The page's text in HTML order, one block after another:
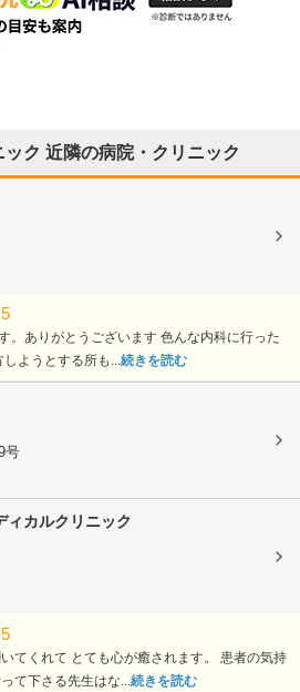
ック 近隣の病院・クリニック
5
。ありがとうございます 色んな内科に行った
ようとする所も... 続きを読む
号
ィカルクリニック
5
てくれて とても心が癒されます。 患者の気持
て下さる先生はな... 続きを読む